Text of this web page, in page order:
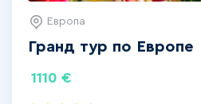
Европа
Гранд тур по Европе
1110 €